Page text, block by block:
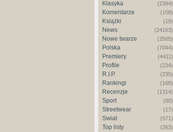
Klasyka (2394)
Komentarze (158)
Książki (19)
News (24163)
Nowe twarze (2505)
Polska (7044)
Premiery (4411)
Profile (234)
R.I.P. (235)
Rankingi (168)
Recenzje (1314)
Sport (80)
Streetwear (17)
Świat (571)
Top listy (263)